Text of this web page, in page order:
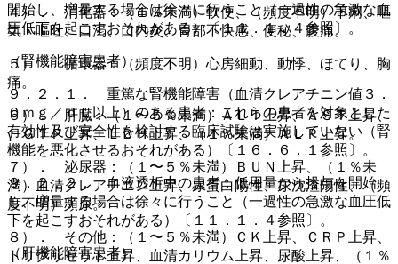
開始し、増量する場合は徐々に行うこと（一過性の急激な血
圧低下を起こすおそれがある）〔１１．１．４参照〕。
（腎機能障害患者）
９．２．１． 重篤な腎機能障害（血清クレアチニン値３．
０ｍｇ／ｄＬ以上）のある患者：これらの患者を対象とした
有効性及び安全性を検討する臨床試験は実施していない（腎
機能を悪化させるおそれがある）〔１６．６．１参照〕。
９．２．２． 血液透析中の患者：低用量から投与を開始
し、増量する場合は徐々に行うこと（一過性の急激な血圧低
下を起こすおそれがある）〔１１．１．４参照〕。
（肝機能障害患者）
４）． 消化器：（１％未満）軟便、（頻度不明）下痢、嘔
気・嘔吐、口渇、口内炎、胃部不快感、便秘、腹痛。
５）． 循環器：（頻度不明）心房細動、動悸、ほてり、胸
痛。
６）． 肝臓：（１〜５％未満）ＡＬＴ上昇、ＡＳＴ上昇、
γ−ＧＴＰ上昇、ＬＤＨ上昇、（１％未満）ＡＬＰ上昇。
７）． 泌尿器：（１〜５％未満）ＢＵＮ上昇、（１％未
満）血清クレアチニン上昇、尿蛋白陽性、尿沈渣陽性、（頻
度不明）頻尿。
８）． その他：（１〜５％未満）ＣＫ上昇、ＣＲＰ上昇、
トリグリセリド上昇、血清カリウム上昇、尿酸上昇、（１％